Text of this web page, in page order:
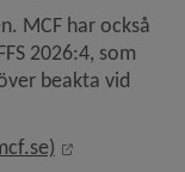
MCF har också
2026:4, som
beakta vid
Länk till